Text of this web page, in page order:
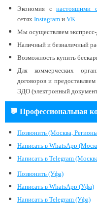
Экономия снастоящими
сетях Instagram и VK
Мы осуществляем
Наличный и безналичный
Возможность купить
Для коммерческих
договоров и
ЭДО (электронный
💬 Профессиональная
Позвонить (Москва,
Написать в WhatsApp
Написать в Telegram
Позвонить (Уфа)
Написать в WhatsApp (Уфа)
Написать в Telegram (Уфа)